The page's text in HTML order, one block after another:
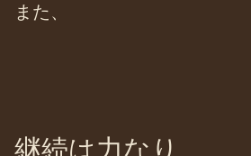
また、
継続は力なり